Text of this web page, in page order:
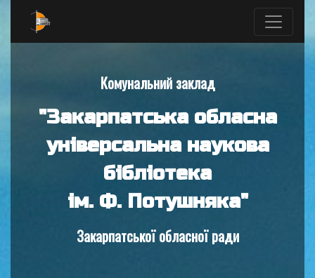
Комунальний заклад
"Закарпатська обласна
універсальна наукова
бібліотека
ім. Ф. Потушняка"
Закарпатської обласної ради